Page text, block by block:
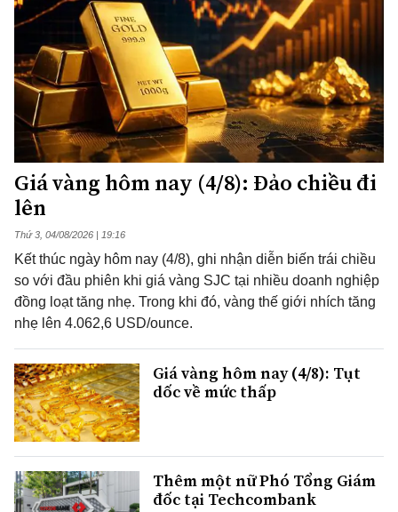
Giá vàng hôm nay (4/8): Đảo chiều đi
lên
Thứ 3, 04/08/2026 | 19:16
Kết thúc ngày hôm nay (4/8), ghi nhận diễn biến trái chiều
so với đầu phiên khi giá vàng SJC tại nhiều doanh nghiệp
đồng loạt tăng nhẹ. Trong khi đó, vàng thế giới nhích tăng
nhẹ lên 4.062,6 USD/ounce.
Giá vàng hôm nay (4/8): Tụt
dốc về mức thấp
Thêm một nữ Phó Tổng Giám
đốc tại Techcombank